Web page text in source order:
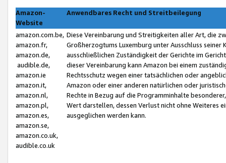
Amazon-
Website
Anwendbares Recht und Streitbeilegung
amazon.com.be,
amazon.fr,
amazon.de,
audible.de,
amazon.ie
amazon.it,
amazon.nl,
amazon.pl,
amazon.es,
amazon.se,
amazon.co.uk,
audible.co.uk
Diese Vereinbarung und Streitigkeiten aller Art, die
Großherzogtums Luxemburg unter Ausschluss
ausschließlichen Zuständigkeit der Gerichte im
dieser Vereinbarung kann Amazon bei einem
Rechtsschutz wegen einer tatsächlichen oder
Amazon oder einer anderen natürlichen oder
Rechte in Bezug auf die Programminhalte
Wert darstellen, dessen Verlust nicht ohne Weiteres
ausgeglichen werden kann.